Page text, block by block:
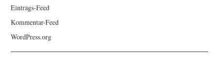
Eintrags-Feed
Kommentar-Feed
WordPress.org